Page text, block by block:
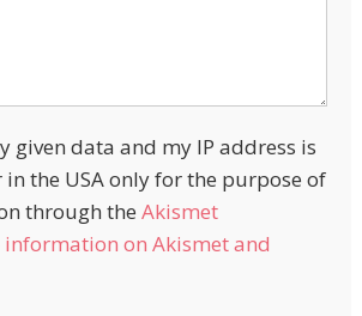
given data and my IP address is
in the USA only for the purpose of
through the Akismet
information on Akismet and